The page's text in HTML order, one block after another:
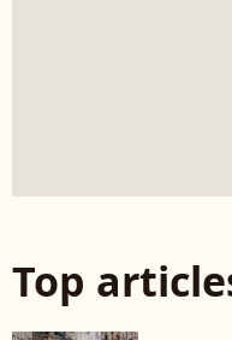
Top